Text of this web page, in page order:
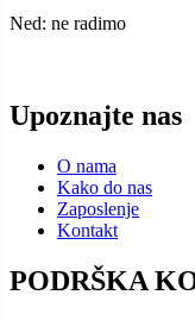
Ned: ne radimo
Upoznajte nas
O nama
Kako do nas
Zaposlenje
Kontakt
PODRŠKA